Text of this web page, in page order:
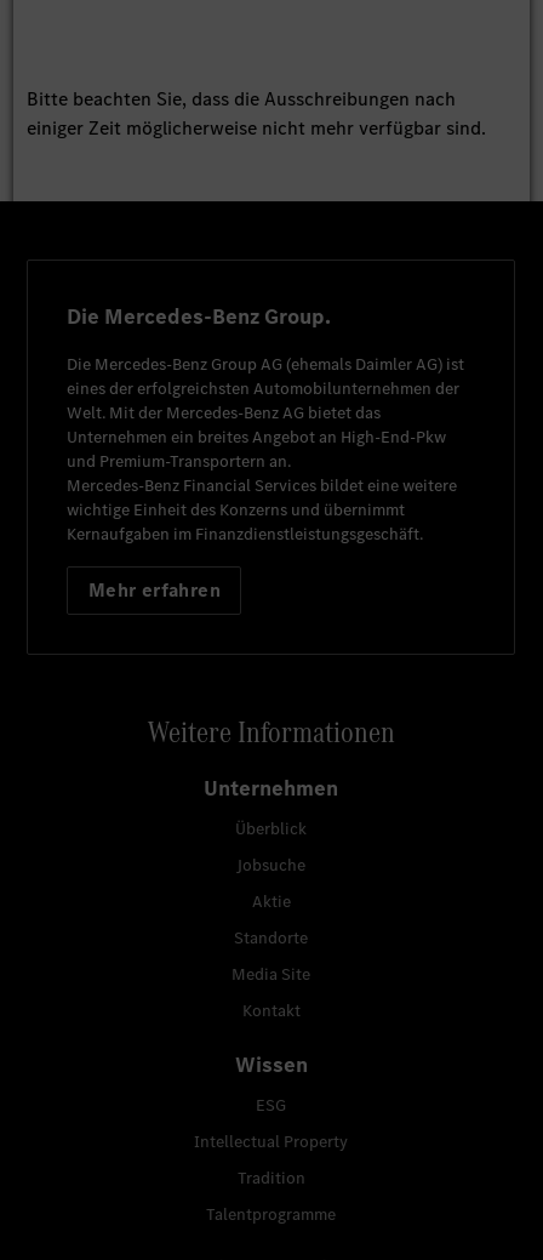
Bitte beachten Sie, dass die Ausschreibungen nach
einiger Zeit möglicherweise nicht mehr verfügbar sind.
Die Mercedes-Benz Group.
Die Mercedes-Benz Group AG (ehemals Daimler AG) ist
eines der erfolgreichsten Automobilunternehmen der
Welt. Mit der Mercedes-Benz AG bietet das
Unternehmen ein breites Angebot an High-End-Pkw
und Premium-Transportern an.
Mercedes-Benz Financial Services bildet eine weitere
wichtige Einheit des Konzerns und übernimmt
Kernaufgaben im Finanzdienstleistungsgeschäft.
Mehr erfahren
Weitere Informationen
Unternehmen
Überblick
Jobsuche
Aktie
Standorte
Media Site
Kontakt
Wissen
ESG
Intellectual Property
Tradition
Talentprogramme